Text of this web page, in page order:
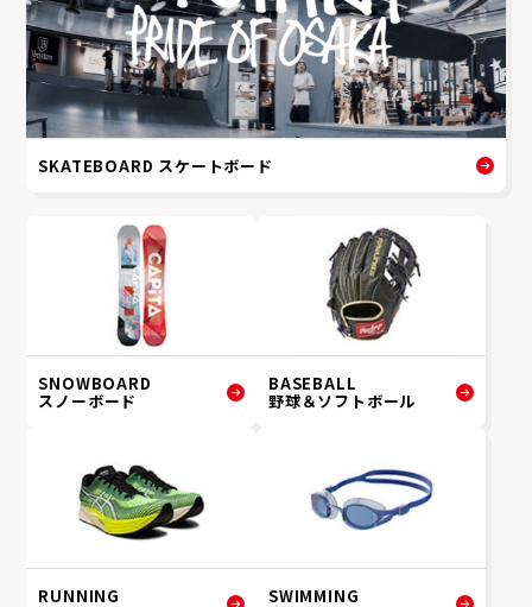
SKATEBOARD スケートボード
SNOWBOARD
スノーボード
BASEBALL
野球＆ソフトボール
RUNNING SWIMMING